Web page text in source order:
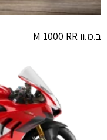
ב.מ.וו M 1000 RR